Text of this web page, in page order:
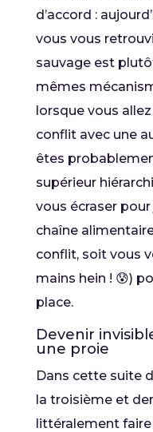
d’accord :
vous vous
sauvage est
mêmes
lorsque vous
conflit avec une
êtes
supérieur
vous écraser
chaîne
conflit, soit vous
mains hein ! 😰)
place.
Devenir
une proie
Dans cette suite
la troisième et
littéralement